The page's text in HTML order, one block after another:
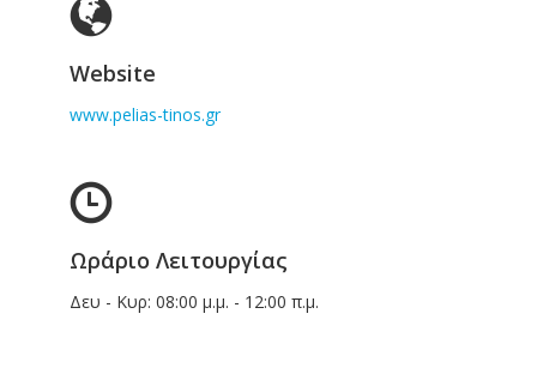
Website
www.pelias-tinos.gr
Ωράριο Λειτουργίας
Δευ - Κυρ: 08:00 μ.μ. - 12:00 π.μ.